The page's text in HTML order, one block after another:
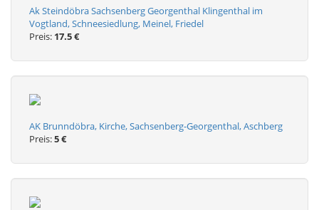
Ak Steindöbra Sachsenberg Georgenthal Klingenthal im
Vogtland, Schneesiedlung, Meinel, Friedel
Preis: 17.5 €
AK Brunndöbra, Kirche, Sachsenberg-Georgenthal, Aschberg
Preis:5 €